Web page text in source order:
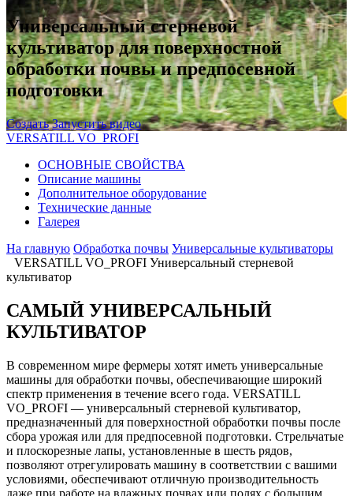
Универсальный стерневой
культиватор для поверхностной
обработки почвы и предпосевной
подготовки
Создать Запустить видео
VERSATILL VO_PROFI
ОСНОВНЫЕ СВОЙСТВА
Описание машины
Дополнительное оборудование
Tехнические данные
Галерея
На главную Oбработка почвы Универсальные культиваторы
VERSATILL VO_PROFI Универсальный стерневой
культиватор
САМЫЙ УНИВЕРСАЛЬНЫЙ
КУЛЬТИВАТОР
В современном мире фермеры хотят иметь универсальные
машины для обработки почвы, обеспечивающие широкий
спектр применения в течение всего года. VERSATILL
VO_PROFI — универсальный стерневой культиватор,
предназначенный для поверхностной обработки почвы после
сбора урожая или для предпосевной подготовки. Стрельчатые
и плоскорезные лапы, установленные в шесть рядов,
позволяют отрегулировать машину в соответствии с вашими
условиями, обеспечивают отличную производительность
даже при работе на влажных почвах или полях с большим